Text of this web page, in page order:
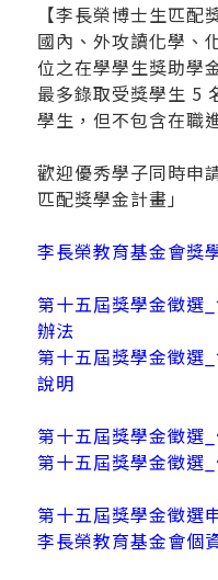
【李長榮博士生匹配
國內、外攻讀化學、
位之在學學生獎助學
最多錄取受獎學生 5
學生，但不包含在職
歡迎優秀學子同時申
匹配獎學金計畫」
李長榮教育基金會獎
第十五屆獎學金徵選
辦法
第十五屆獎學金徵選
說明
第十五屆獎學金徵選
第十五屆獎學金徵選
第十五屆獎學金徵選
李長榮教育基金會個